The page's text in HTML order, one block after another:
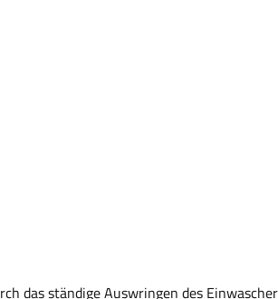
das ständige Auswringen des